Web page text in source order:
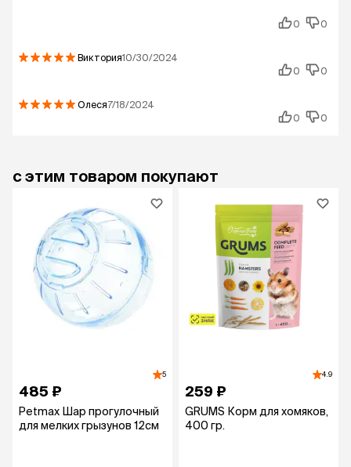
0 0
Виктория10/30/2024
0
0
Олеся7/18/2024
0
0
с этим товаром покупают
5
485 ₽
Petmax Шар прогулочный
для мелких грызунов 12см
4.9
259 ₽
GRUMS Корм для хомяков,
400 гр.